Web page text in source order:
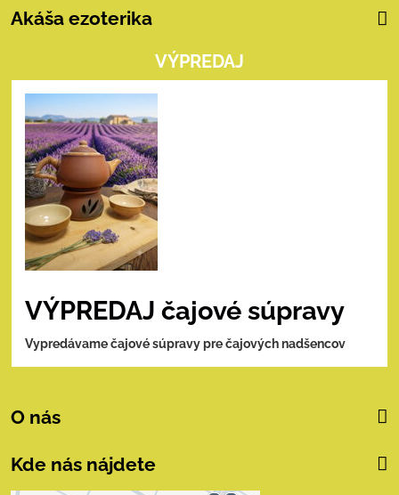
Akáša ezoterika
VÝPREDAJ
VÝPREDAJ čajové súpravy
Vypredávame čajové súpravy pre čajových nadšencov
O nás
Kde nás nájdete